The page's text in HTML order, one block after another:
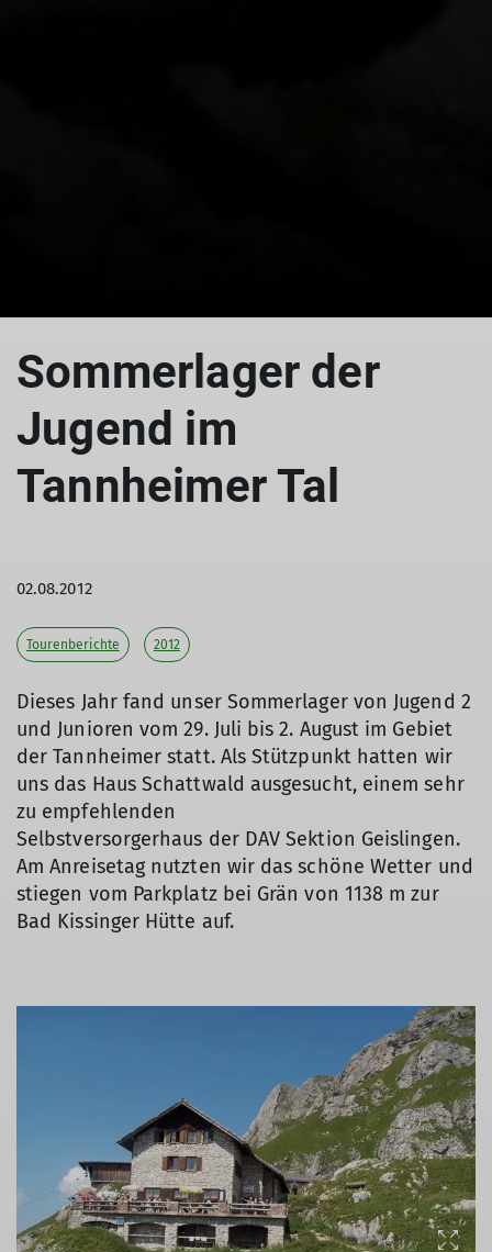
Sommerlager der
Jugend im
Tannheimer Tal
02.08.2012
Tourenberichte 2012
Dieses Jahr fand unser Sommerlager von Jugend 2
und Junioren vom 29. Juli bis 2. August im Gebiet
der Tannheimer statt. Als Stützpunkt hatten wir
uns das Haus Schattwald ausgesucht, einem sehr
zu empfehlenden
Selbstversorgerhaus der DAV Sektion Geislingen.
Am Anreisetag nutzten wir das schöne Wetter und
stiegen vom Parkplatz bei Grän von 1138 m zur
Bad Kissinger Hütte auf.